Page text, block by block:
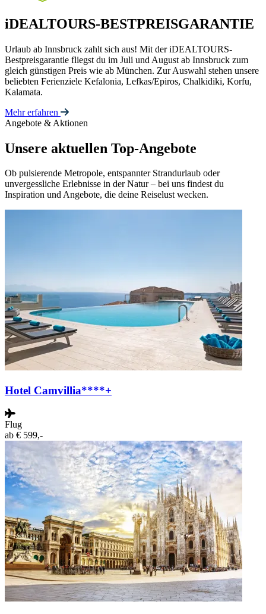
iDEALTOURS-BESTPREISGARANTIE
Urlaub ab Innsbruck zahlt sich aus! Mit der iDEALTOURS-
Bestpreisgarantie fliegst du im Juli und August ab Innsbruck zum
gleich günstigen Preis wie ab München. Zur Auswahl stehen unsere
beliebten Ferienziele Kefalonia, Lefkas/Epiros, Chalkidiki, Korfu,
Kalamata.
Mehr erfahren
Angebote & Aktionen
Unsere aktuellen Top-Angebote
Ob pulsierende Metropole, entspannter Strandurlaub oder
unvergessliche Erlebnisse in der Natur – bei uns findest du
Inspiration und Angebote, die deine Reiselust wecken.
Hotel Camvillia****+
Flug
ab € 599,-